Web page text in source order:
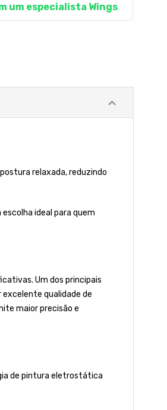
um especialista Wings
relaxada, reduzindo
ideal para quem
Um dos principais
excelente qualidade de
maior precisão e
de pintura eletrostática